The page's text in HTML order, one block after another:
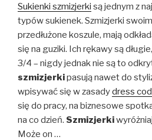
Sukienki szmizjerki są jednym z
typów sukienek. Szmizjerki
przedłużone koszule, mają
się na guziki. Ich rękawy są
3/4 – nigdy jednak nie są to
szmizjerkipasują nawet do
wpisywać się w zasadydress
się do pracy, na biznesowe
na co dzień. Szmizjerki
Może on …